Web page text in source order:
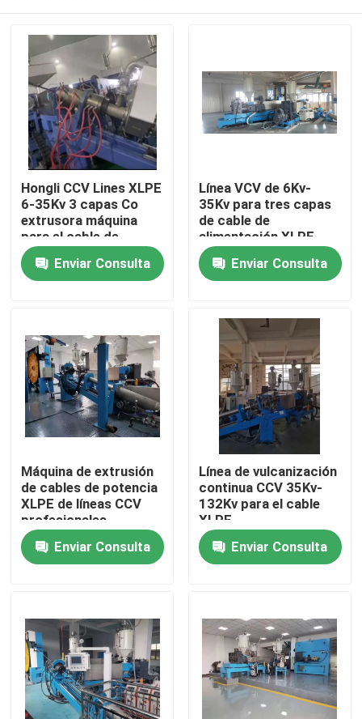
En casa
Los vídeos
Sobre nosotros
Control de calidad
Contacta con nosotros
Máquina de extrusión de cables
Máquina de extrusión de alambre
Hongli CCV Lines XLPE
6-35Kv 3 capas Co
extrusora máquina
para el cable de
energía 240
Enviar Consulta
Línea VCV de 6Kv-
35Kv para tres capas
de cable de
alimentación XLPE
Enviar Consulta
Máquina de extrusión
de cables de potencia
XLPE de líneas CCV
profesionales
Enviar Consulta
Línea de vulcanización
continua CCV 35Kv-
132Kv para el cable
XLPE
Enviar Consulta